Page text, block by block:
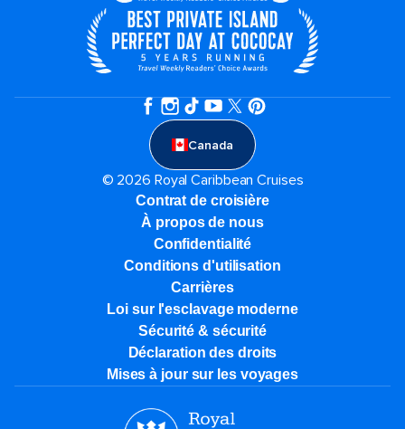
Canada
© 2026 Royal Caribbean Cruises
Contrat de croisière
À propos de nous
Confidentialité
Conditions d'utilisation
Carrières
Loi sur l'esclavage moderne
Sécurité & sécurité
Déclaration des droits
Mises à jour sur les voyages